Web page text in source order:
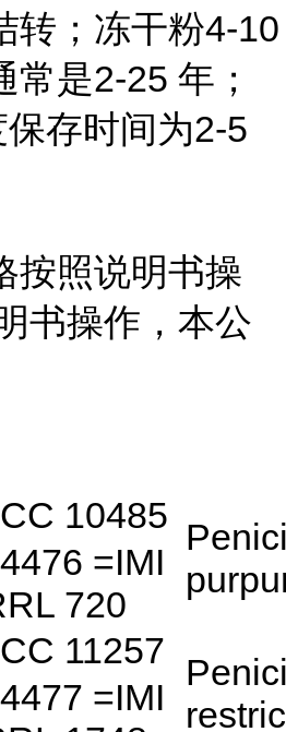
转；冻干粉4-10
常是2-25 年；
存时间为2-5
按照说明书操
书操作，本公
10485
=IMI
720
11257
=IMI